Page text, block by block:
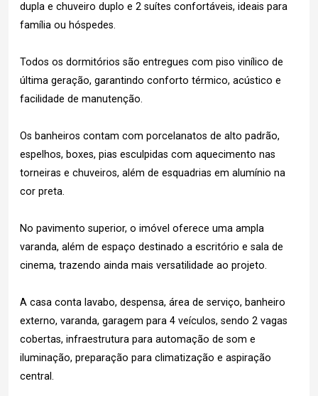
dupla e chuveiro duplo e 2 suítes confortáveis, ideais para
família ou hóspedes.
Todos os dormitórios são entregues com piso vinílico de
última geração, garantindo conforto térmico, acústico e
facilidade de manutenção.
Os banheiros contam com porcelanatos de alto padrão,
espelhos, boxes, pias esculpidas com aquecimento nas
torneiras e chuveiros, além de esquadrias em alumínio na
cor preta.
No pavimento superior, o imóvel oferece uma ampla
varanda, além de espaço destinado a escritório e sala de
cinema, trazendo ainda mais versatilidade ao projeto.
A casa conta lavabo, despensa, área de serviço, banheiro
externo, varanda, garagem para 4 veículos, sendo 2 vagas
cobertas, infraestrutura para automação de som e
iluminação, preparação para climatização e aspiração
central.